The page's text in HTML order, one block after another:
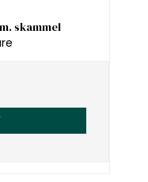
skammel